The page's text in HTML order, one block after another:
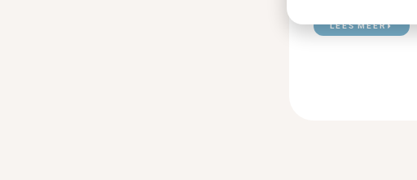
LEES MEER